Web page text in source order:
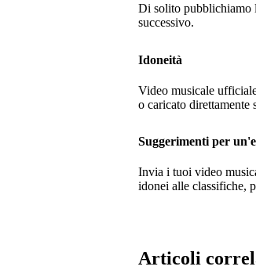
Di solito pubblichiamo
successivo.
Idoneità
Video musicale
o caricato
Suggerimenti per
Invia i tuoi video
idonei alle classifiche,
Articoli